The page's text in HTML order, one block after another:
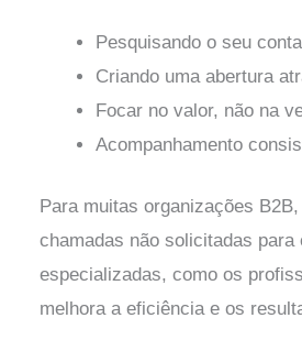
Pesquisando o seu
Criando uma abertura
Focar no valor, não na
Acompanhamento
Para muitas organizações
chamadas não solicitadas para
especializadas, como os
melhora a eficiência e os